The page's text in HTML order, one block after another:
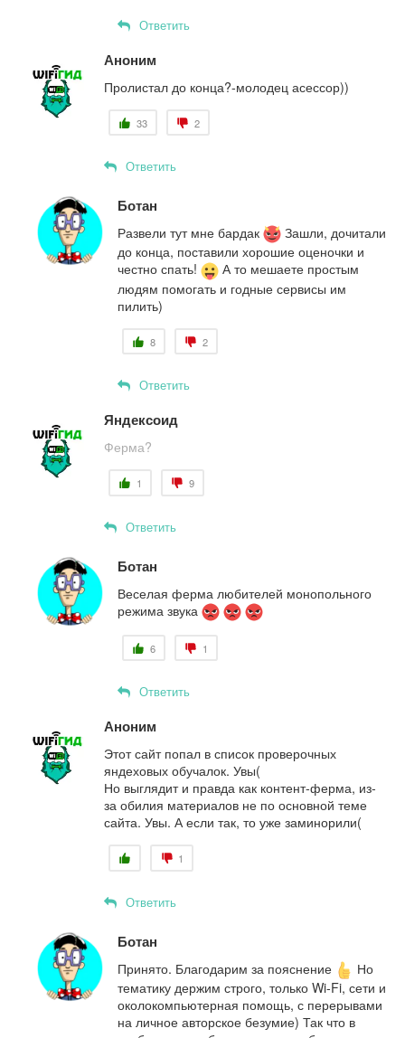
Ответить
Аноним
Пролистал до конца?-молодец асессор))
33 2
Ответить
Ботан
Развели тут мне бардак
Зашли, дочитали
до конца, поставили хорошие оценочки и
честно спать!
А то мешаете простым
людям помогать и годные сервисы им
пилить)
8 2
Ответить
Яндексоид
Ферма?
1 9
Ответить
Ботан
Веселая ферма любителей монопольного
режима звука
6 1
Ответить
Аноним
Этот сайт попал в список проверочных
яндеховых обучалок. Увы(
Но выглядит и правда как контент-ферма, из-
за обилия материалов не по основной теме
сайта. Увы. А если так, то уже заминорили(
1
Ответить
Ботан
Принято. Благодарим за пояснение
Но
тематику держим строго, только Wi-Fi, сети и
околокомпьютерная помощь, с перерывами
на личное авторское безумие) Так что в